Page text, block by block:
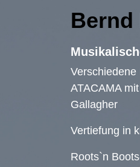
Bernd
ATACAMA
Gallagher
Vertiefung in
Roots`n